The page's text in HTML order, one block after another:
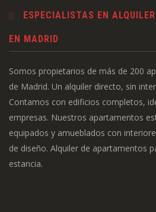
ESPECIALISTAS EN
EN MADRID
Somos propietarios de más de 200
de Madrid. Un alquiler directo, sin
Contamos con edificios completos,
empresas. Nuestros apartamentos
equipados y amueblados con
de diseño. Alquiler de apartamentos
estancia.